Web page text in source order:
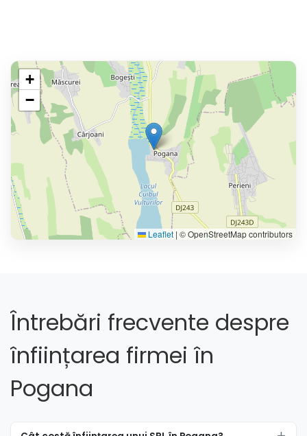
+
−
Leaflet | © OpenStreetMap contributors
Întrebări frecvente despre
înființarea firmei în
Pogana